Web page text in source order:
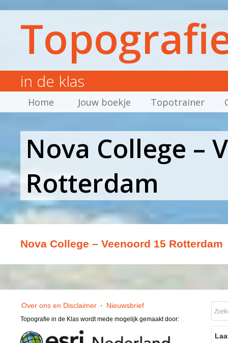
in de klas
Home Jouw boekje Topotrainer
Nova College –
Rotterdam
Nova College – Veenoord 15 Rotterdam
Over ons en Disclaimer · Nieuwsbrief
Topografie in de Klas wordt mede mogelijk gemaakt door: